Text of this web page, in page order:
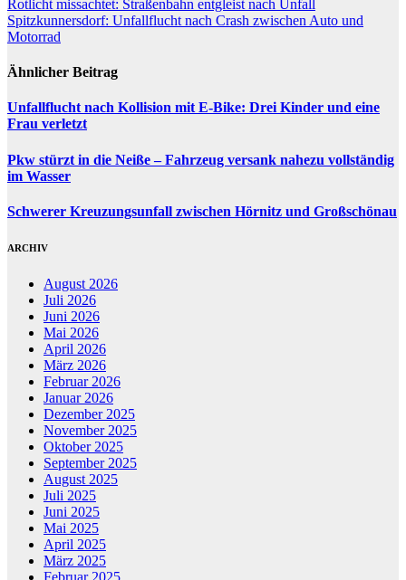
Beitragsnavigation
Rotlicht missachtet: Straßenbahn entgleist nach Unfall
Spitzkunnersdorf: Unfallflucht nach Crash zwischen Auto und
Motorrad
Ähnlicher Beitrag
Unfallflucht nach Kollision mit E-Bike: Drei Kinder und eine
Frau verletzt
Pkw stürzt in die Neiße – Fahrzeug versank nahezu vollständig
im Wasser
Schwerer Kreuzungsunfall zwischen Hörnitz und Großschönau
ARCHIV
August 2026
Juli 2026
Juni 2026
Mai 2026
April 2026
März 2026
Februar 2026
Januar 2026
Dezember 2025
November 2025
Oktober 2025
September 2025
August 2025
Juli 2025
Juni 2025
Mai 2025
April 2025
März 2025
Februar 2025